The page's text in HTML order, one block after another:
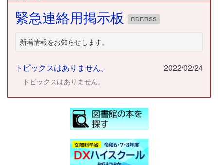
緊急連絡用掲示板 RDF/RSS
新着情報をお知らせします。
トピックスはありません。 2022/02/24
トピックスはありません。